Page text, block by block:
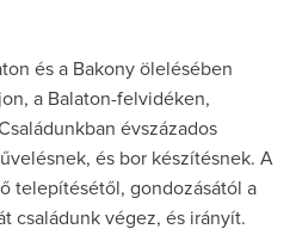
és a Bakony ölelésében
a Balaton-felvidéken,
évszázados
és bor készítésnek. A
telepítésétől, gondozásától a
családunk végez, és irányít.